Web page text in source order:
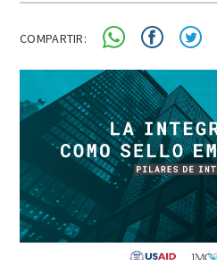
COMPARTIR: